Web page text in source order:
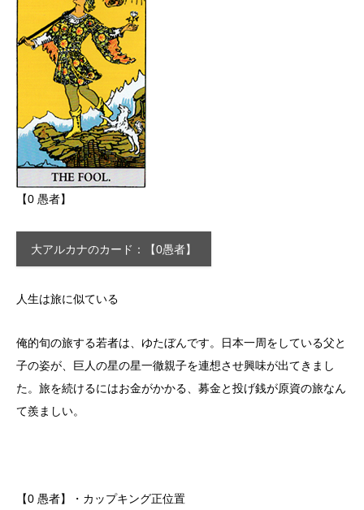
【0 愚者】
大アルカナのカード：【0愚者】
人生は旅に似ている
俺的旬の旅する若者は、ゆたぼんです。日本一周をしている父と
子の姿が、巨人の星の星一徹親子を連想させ興味が出てきまし
た。旅を続けるにはお金がかかる、募金と投げ銭が原資の旅なん
て羨ましい。
【0 愚者】・カップキング正位置